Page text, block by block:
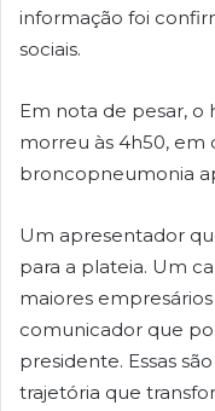
informação foi
sociais.
Em nota de pesar, o
morreu às 4h50, em
broncopneumonia
Um apresentador
para a plateia. Um
maiores
comunicador que
presidente. Essas
trajetória que